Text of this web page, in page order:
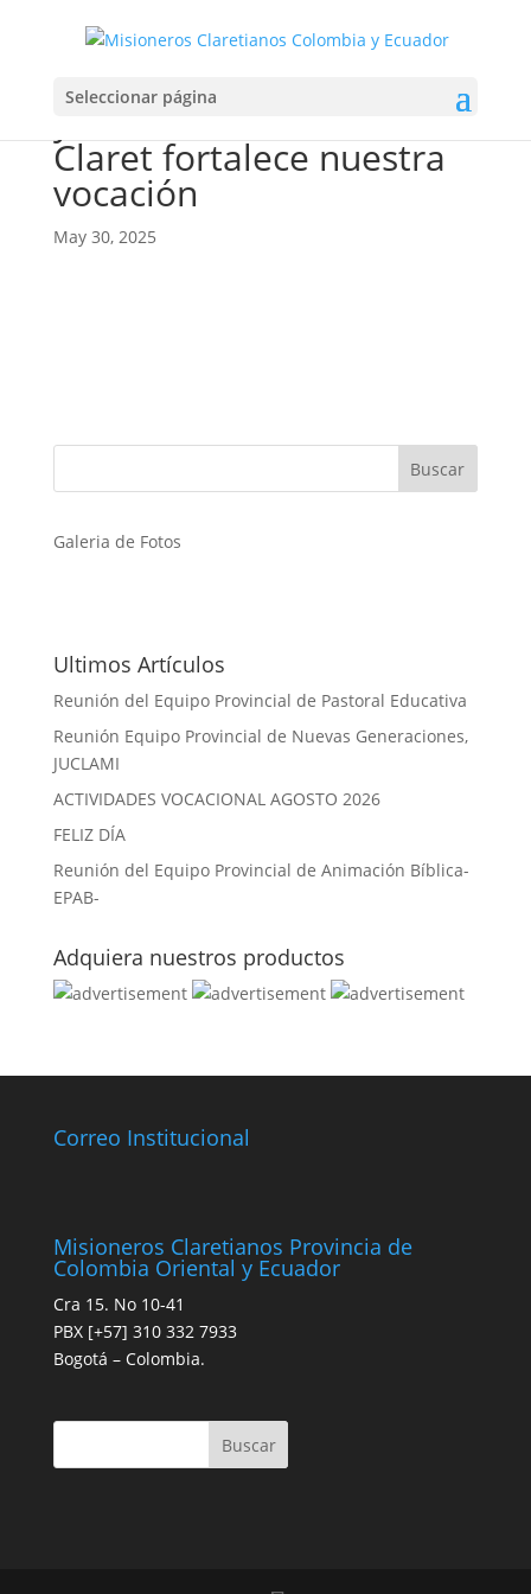
Seleccionar página
Virgen María protégenos
y San Antonio María
Claret fortalece nuestra
vocación
May 30, 2025
Galeria de Fotos
Ultimos Artículos
Reunión del Equipo Provincial de Pastoral Educativa
Reunión Equipo Provincial de Nuevas Generaciones,
JUCLAMI
ACTIVIDADES VOCACIONAL AGOSTO 2026
FELIZ DÍA
Reunión del Equipo Provincial de Animación Bíblica-
EPAB-
Adquiera nuestros productos
Correo Institucional
Misioneros Claretianos Provincia de
Colombia Oriental y Ecuador
Cra 15. No 10-41
PBX [+57] 310 332 7933
Bogotá – Colombia.